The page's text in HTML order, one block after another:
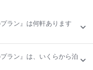
ラン』は何軒あります
ラン』は、いくらから泊